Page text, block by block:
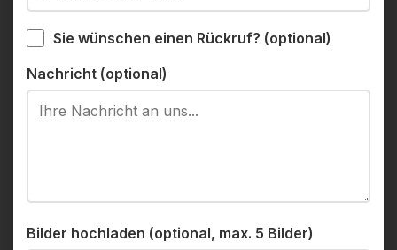
Sie wünschen einen Rückruf? (optional)
Nachricht (optional)
Bilder hochladen (optional, max. 5 Bilder)